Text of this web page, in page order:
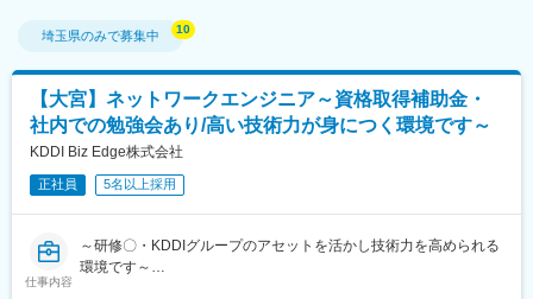
埼玉県のみで募集中
【大宮】ネットワークエンジニア～資格取得補助金・
社内での勉強会あり/高い技術力が身につく環境です～
KDDI Biz Edge株式会社
正社員 5名以上採用
仕事内容
～研修〇・KDDIグループのアセットを活かし技術力を高められる
環境です～